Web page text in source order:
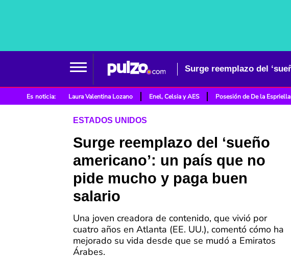
Es noticia: Laura Valentina Lozano Enel, Celsia y AES Posesión de De la Espriella
ESTADOS UNIDOS
Surge reemplazo del ‘sueño
americano’: un país que no
pide mucho y paga buen
salario
Una joven creadora de contenido, que vivió por
cuatro años en Atlanta (EE. UU.), comentó cómo ha
mejorado su vida desde que se mudó a Emiratos
Árabes.